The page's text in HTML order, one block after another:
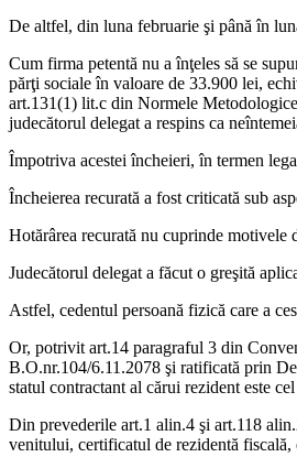
De altfel, din luna februarie şi până în
Cum firma petentă nu a înţeles să se
părţi sociale în valoare de 33.900 lei,
art.131(1) lit.c din Normele
judecătorul delegat a respins ca
Împotriva acestei încheieri, în termen
Încheierea recurată a fost criticată sub
Hotărârea recurată nu cuprinde
Judecătorul delegat a făcut o greşită
Astfel, cedentul persoană fizică care a
Or, potrivit art.14 paragraful 3 din
B.O.nr.104/6.11.2078 şi ratificată prin
statul contractant al cărui rezident este
Din prevederile art.1 alin.4 şi art.118
venitului, certificatul de rezidentă